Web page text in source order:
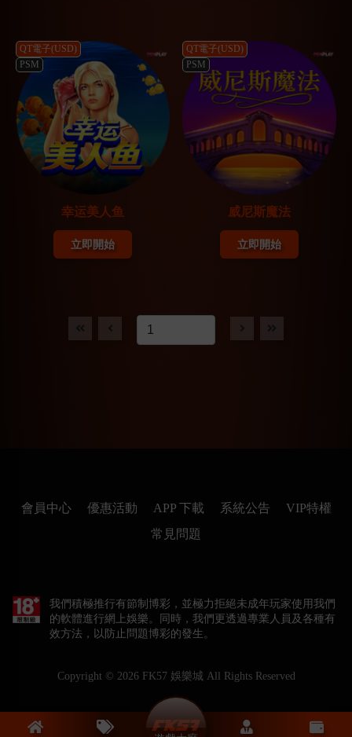
QT電子(USD)
PSM
幸运美人鱼
立即開始
QT電子(USD)
PSM
威尼斯魔法
立即開始
會員中心 優惠活動 APP 下載 系統公告
VIP特權
常見問題
我們積極推行有節制博彩，並極力拒絕未成年玩家使用我們
的軟體進行網上娛樂。同時，我們更透過專業人員及各種有
效方法，以防止問題博彩的發生。
Copyright © 2026 FK57 娛樂城All Rights Reserved